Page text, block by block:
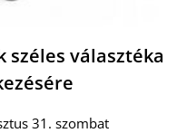
széles választéka
31. szombat